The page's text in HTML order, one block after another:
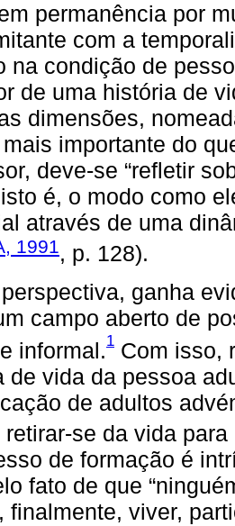
permanência por
com a
na condição de
de uma história de
dimensões,
importante do
deve-se “refletir
é, o modo como
através de uma
1991, p. 128).
ganha
campo aberto de
informal.1 Com isso,
de vida da pessoa
de adultos
retirar-se da vida para
de formação é
fato de que
finalmente, viver,